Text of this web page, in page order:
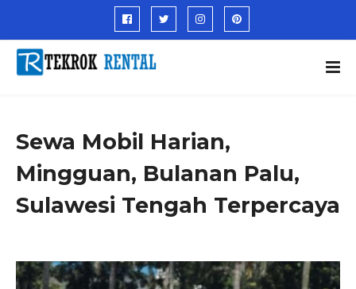
Sewa Mobil Harian,
Mingguan, Bulanan Palu,
Sulawesi Tengah Terpercaya